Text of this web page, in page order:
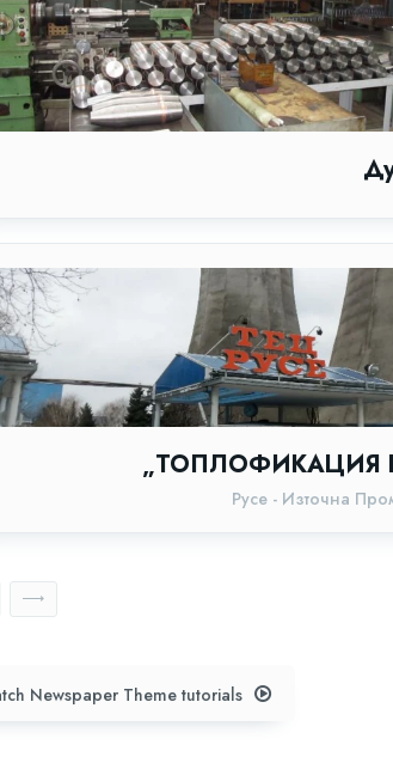
„ТОПЛОФИКАЦИЯ
Русе - Източна
Newspaper Theme tutorials